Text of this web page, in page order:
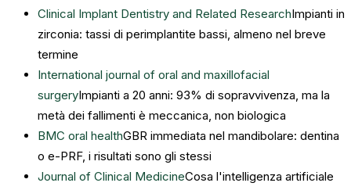
Clinical Implant Dentistry and Related ResearchImpianti in
zirconia: tassi di perimplantite bassi, almeno nel breve
termine
International journal of oral and maxillofacial
surgeryImpianti a 20 anni: 93% di sopravvivenza, ma la
metà dei fallimenti è meccanica, non biologica
BMC oral healthGBR immediata nel mandibolare: dentina
o e-PRF, i risultati sono gli stessi
Journal of Clinical MedicineCosa l'intelligenza artificiale